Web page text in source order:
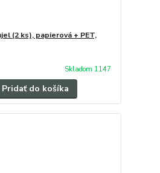
(2 ks), papierová + PET,
Skladom 1147
Pridať do košíka